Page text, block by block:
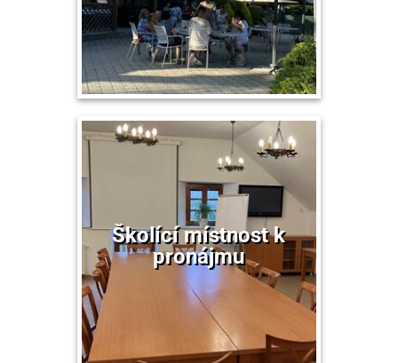
Školící místnost k
pronájmu